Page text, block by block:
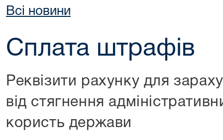
Всі новини
Сплата штрафів
Реквізити рахунку для
від стягнення
користь держави